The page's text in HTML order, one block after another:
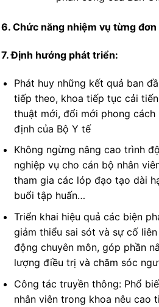
6. Chức năng nhiệm vụ từng
7. Định hướng phát triển:
Phát huy những kết quả ban
tiếp theo, khoa tiếp tục cải
thuật mới, đổi mới phong
định của Bộ Y tế
Không ngừng nâng cao trình
nghiệp vụ cho cán bộ nhân
tham gia các lóp đạo tạo dài
buổi tập huấn…
Triển khai hiệu quả các biện
giảm thiểu sai sót và sự cố
động chuyên môn, góp phần
lượng điều trị và chăm sóc
Công tác truyền thông: Phổ
nhân viên trong khoa nêu cao